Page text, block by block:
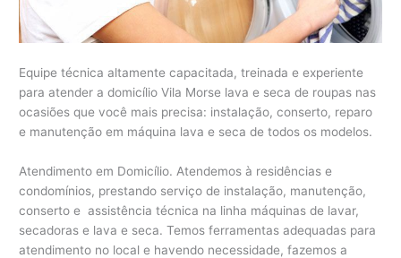
Equipe técnica altamente capacitada, treinada e experiente
para atender a domicílio Vila Morse lava e seca de roupas nas
ocasiões que você mais precisa: instalação, conserto, reparo
e manutenção em máquina lava e seca de todos os modelos.
Atendimento em Domicílio. Atendemos à residências e
condomínios, prestando serviço de instalação, manutenção,
conserto e assistência técnica na linha máquinas de lavar,
secadoras e lava e seca. Temos ferramentas adequadas para
atendimento no local e havendo necessidade, fazemos a